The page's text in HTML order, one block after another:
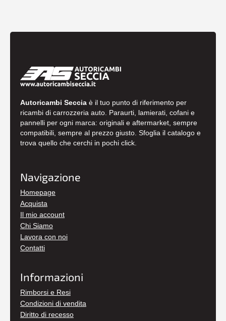
Autoricambi Seccia è il tuo punto di riferimento per
ricambi di carrozzeria auto. Paraurti, lamierati, cofani e
pannelli per ogni marca: originali e aftermarket, sempre
compatibili, sempre al prezzo giusto. Sfoglia il catalogo e
trova quello che cerchi in pochi click.
Navigazione
Homepage
Acquista
Il mio account
Chi Siamo
Lavora con noi
Contatti
Informazioni
Rimborsi e Resi
Condizioni di vendita
Diritto di recesso